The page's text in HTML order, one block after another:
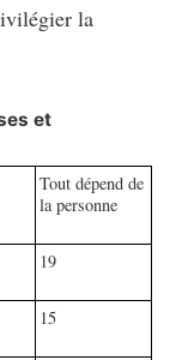
la
et
Tout dépend de
la personne
19
15